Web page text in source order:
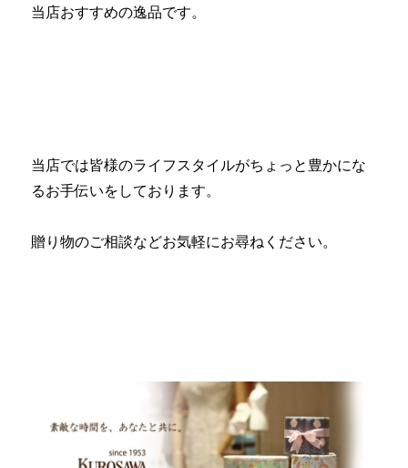
当店おすすめの逸品です。
当店では皆様のライフスタイルがちょっと豊かにな
るお手伝いをしております。
贈り物のご相談などお気軽にお尋ねください。